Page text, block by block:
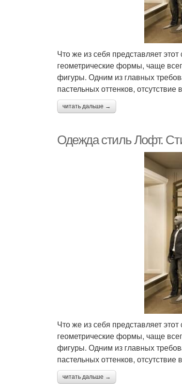
Что же из себя представляет
геометрические формы, чаще
фигуры. Одним из главных
пастельных оттенков,
читать дальше →
Одежда стиль Лофт.
Что же из себя представляет
геометрические формы, чаще
фигуры. Одним из главных
пастельных оттенков,
читать дальше →